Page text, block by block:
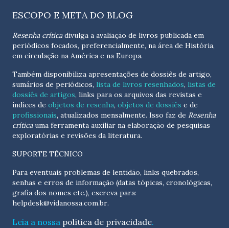
ESCOPO E META DO BLOG
Resenha críticadivulga a avaliação de livros publicada em
periódicos focados, preferencialmente, na área de História,
em circulação na América e na Europa.
Também disponibiliza apresentações de dossiês de artigo,
sumários de periódicos, lista de livros resenhados, listas de
dossiês de artigos, links para os arquivos das revistas e
índices de objetos de resenha, objetos de dossiês e de
profissionais, atualizados mensalmente. Isso faz de Resenha
críticauma ferramenta auxiliar na elaboração de pesquisas
exploratórias e revisões da literatura.
SUPORTE TÉCNICO
Para eventuais problemas de lentidão, links quebrados,
senhas e erros de informação (datas tópicas, cronológicas,
helpdesk@vidanossa.com.br.
Leia a nossa política de privacidade.